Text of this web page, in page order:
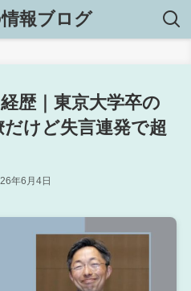
報ブログ
歴｜東京大学卒の
けど失言連発で超
年6月4日